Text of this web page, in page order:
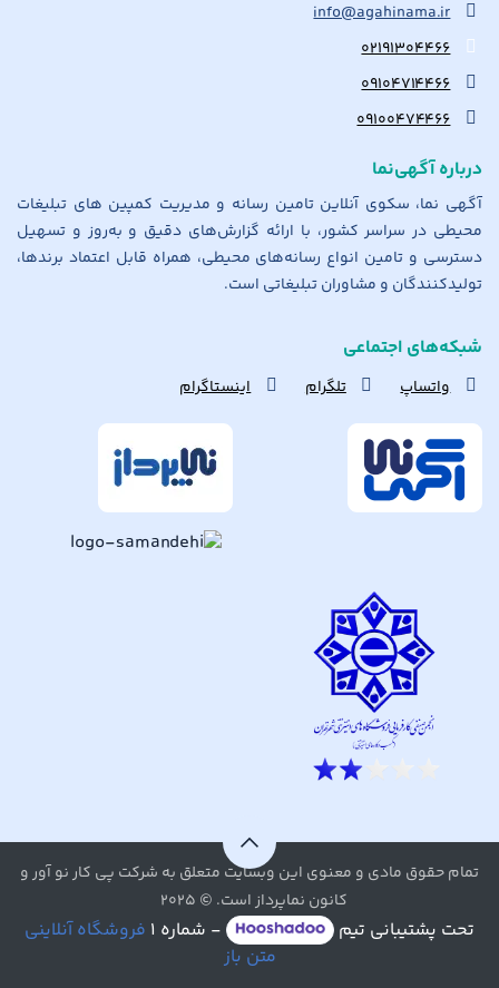
info@agahinama.ir
۰۲۱۹۱۳۰۴۴۶۶
۰۹۱۰۴۷۱۴۴۶۶
۰۹۱۰۰۴۷۴۴۶۶
درباره آگهی‌نما
آگهی نما، سکوی آنلاین تامین رسانه و مدیریت کمپین های تبلیغات
محیطی در سراسر کشور، با ارائه گزارش‌های دقیق و به‌روز و تسهیل
دسترسی و تامین انواع رسانه‌های محیطی، همراه قابل اعتماد برندها،
تولیدکنندگان و مشاوران تبلیغاتی است.
شبکه‌های اجتماعی
واتساپ تلگرام اینستاگرام
تمام حقوق مادی و معنوی این وبسایت متعلق به شرکت پی کار نو آور و
کانون نماپرداز است. © ۲۰۲۵
تحت پشتیبانی تیم - شماره ۱ فروشگاه آنلاینی
متن باز